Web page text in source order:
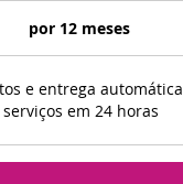
por 12 meses
e entrega automática
em 24 horas